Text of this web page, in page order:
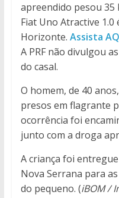
apreendido pesou 35
Fiat Uno Atractive 1.0
Horizonte. Assista
A PRF não divulgou
do casal.
O homem, de 40
presos em flagrante
ocorrência foi
junto com a droga
A criança foi
Nova Serrana para
do pequeno. (iBOM /